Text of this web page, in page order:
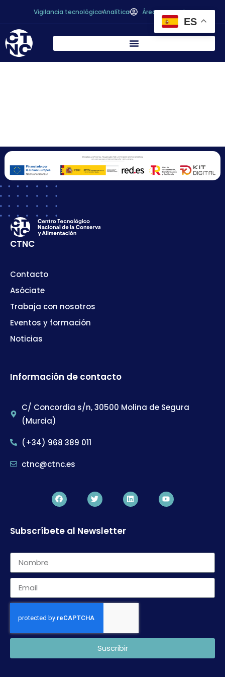
Vigilancia tecnológicaAnalítica Área personal
CTNC
Contacto
Asóciate
Trabaja con nosotros
Eventos y formación
Noticias
Información de contacto
C/ Concordia s/n, 30500 Molina de Segura
(Murcia)
(+34) 968 389 011
ctnc@ctnc.es
Subscríbete al Newsletter
Suscribir
ES